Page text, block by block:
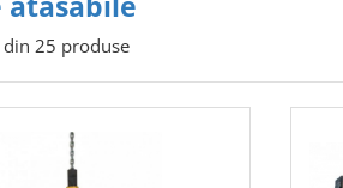
din 25 produse